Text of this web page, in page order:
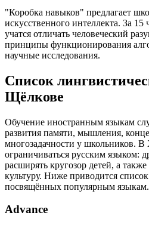
"Коробка навыков" предлагает
искусственного интеллекта. За
учатся отличать человеческий
принципы функционирования
научные исследования.
Список
Щёлкове
Обучение иностранным языкам
развития памяти, мышления,
многозадачности у школьников. В
ограничиваться русским языком:
расширять кругозор детей, а
культуру. Ниже приводится
посвящённых популярным языкам.
Advance